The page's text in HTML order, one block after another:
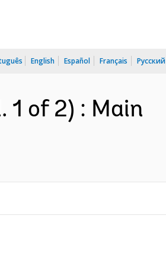
English Español Français Русский
1 of 2) : Main